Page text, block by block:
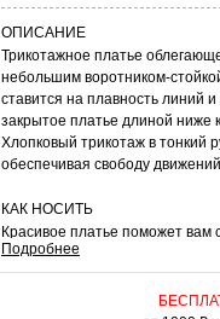
ОПИСАНИЕ
Трикотажное платье
небольшим воротником-
ставится на плавность линий
закрытое платье длиной ниже
Хлопковый трикотаж в тонкий
обеспечивая свободу
КАК НОСИТЬ
Красивое платье поможет вам
наряд. Оно будет уместно в
можно пойти на свидание,
или встретиться с друзьями.
Подробнее